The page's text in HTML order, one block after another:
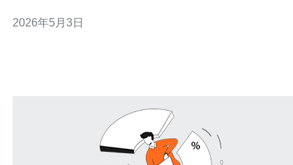
时间）测试，性能型在数据库和高并发场景中表现领先
2026年5月3日